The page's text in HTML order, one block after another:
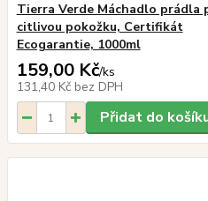
Tierra Verde Máchadlo prádla
citlivou pokožku, Certifikát
Ecogarantie, 1000ml
159,00 Kč/ks
131,40 Kč bez DPH
Přidat do